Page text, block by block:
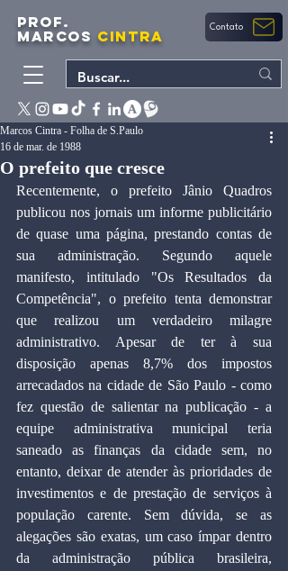
PROF.
MARCOS CINTRA Contato
O prefeito que cresce
Marcos Cintra - Folha de S.Paulo
16 de mar. de 1988
Recentemente, o prefeito Jânio Quadros
publicou nos jornais um informe publicitário
de quase uma página, prestando contas de
sua administração. Segundo aquele
manifesto, intitulado "Os Resultados da
Competência", o prefeito tenta demonstrar
que realizou um verdadeiro milagre
administrativo. Apesar de ter à sua
disposição apenas 8,7% dos impostos
arrecadados na cidade de São Paulo - como
fez questão de salientar na publicação - a
equipe administrativa municipal teria
saneado as finanças da cidade sem, no
entanto, deixar de atender às prioridades de
investimentos e de prestação de serviços à
população carente. Sem dúvida, se as
alegações são exatas, um caso ímpar dentro
da administração pública brasileira,